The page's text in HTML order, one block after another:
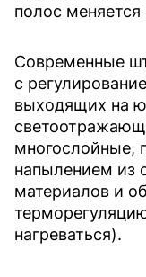
полос
Современные
с
выходящих на
многослойные,
напылением из
материалов и
нагреваться).